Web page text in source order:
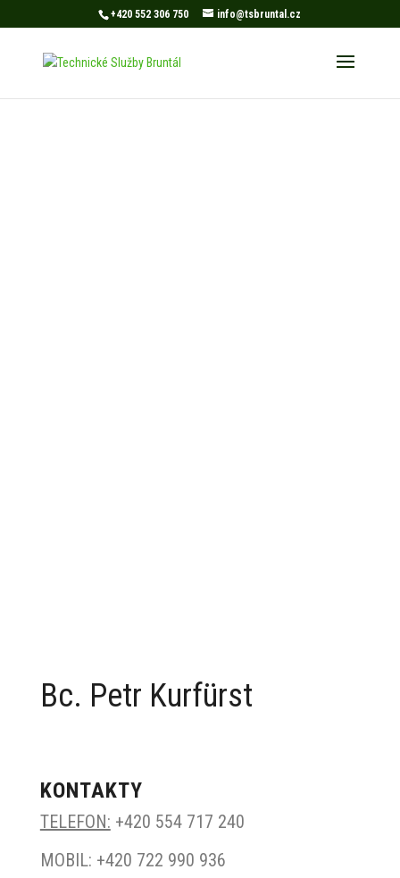
+420 552 306 750 info@tsbruntal.cz
Bc. Petr Kurfürst
KONTAKTY
TELEFON: +420 554 717 240
MOBIL: +420 722 990 936